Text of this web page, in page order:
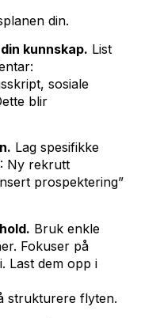
din.
kunnskap. List
sosiale
blir
Lag spesifikke
Ny rekrutt
prospektering”
Bruk enkle
Fokuser på
Last dem opp i
strukturere flyten.